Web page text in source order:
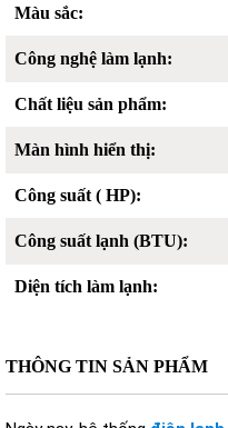
THÔNG TIN SẢN PHẨM
Màu sắc:
Công nghệ làm lạnh:
Chất liệu sản phẩm:
Màn hình hiển thị:
Công suất ( HP):
Công suất lạnh (BTU):
Diện tích làm lạnh: